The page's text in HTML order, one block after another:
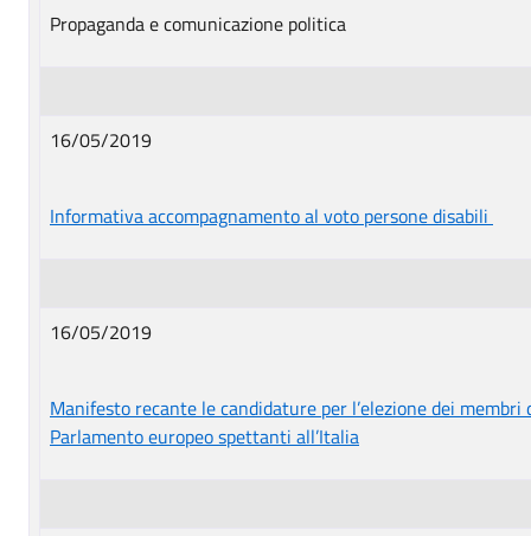
Propaganda e comunicazione politica
16/05/2019
Informativa accompagnamento al voto persone disabili
16/05/2019
Manifesto recante le candidature per l’elezione dei membri
Parlamento europeo spettanti all’Italia